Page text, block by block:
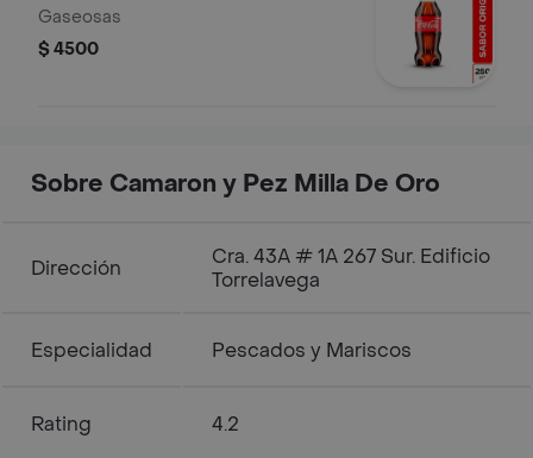
Gaseosas
$ 4500
Sobre Camaron y Pez Milla De Oro
Dirección
Cra. 43A # 1A 267 Sur. Edificio
Torrelavega
Especialidad Pescados y Mariscos
Rating 4.2